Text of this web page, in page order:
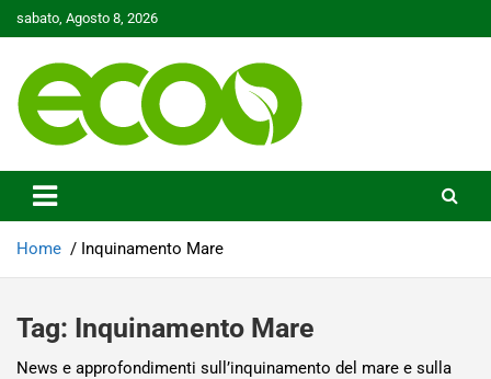
to
sabato, Agosto 8, 2026
Ecoo.it
Home Inquinamento Mare
Tag: Inquinamento Mare
News e approfondimenti sull’inquinamento del mare e sulla